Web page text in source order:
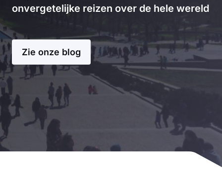
onvergetelijke reizen over de hele wereld
Zie onze blog